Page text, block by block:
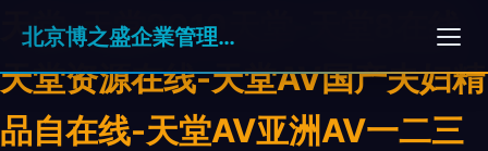
天堂-天堂2019天堂-天堂8在线
天堂资源在线-天堂AV国产夫妇精
品自在线-天堂AV亚洲AV一二三
北京博之盛企業管理有限公司